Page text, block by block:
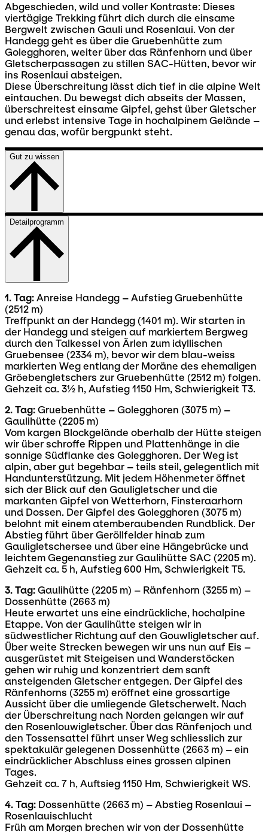
Abgeschieden, wild und voller Kontraste: Dieses
viertägige Trekking führt dich durch die einsame
Bergwelt zwischen Gauli und Rosenlaui. Von der
Handegg geht es über die Gruebenhütte zum
Golegghoren, weiter über das Ränfenhorn und über
Gletscherpassagen zu stillen SAC-Hütten, bevor wir
ins Rosenlaui absteigen.
Diese Überschreitung lässt dich tief in die alpine Welt
eintauchen. Du bewegst dich abseits der Massen,
überschreitest einsame Gipfel, gehst über Gletscher
und erlebst intensive Tage in hochalpinem Gelände –
genau das, wofür bergpunkt steht.
Gut zu wissen
Detailprogramm
1. Tag: Anreise Handegg – Aufstieg Gruebenhütte
(2512 m)
Treffpunkt an der Handegg (1401 m). Wir starten in
der Handegg und steigen auf markiertem Bergweg
durch den Talkessel von Ärlen zum idyllischen
Gruebensee (2334 m), bevor wir dem blau-weiss
markierten Weg entlang der Moräne des ehemaligen
Gröebengletschers zur Gruebenhütte (2512 m) folgen.
Gehzeit ca. 3½ h, Aufstieg 1150 Hm, Schwierigkeit T3.
2. Tag: Gruebenhütte – Golegghoren (3075 m) –
Gaulihütte (2205 m)
Vom kargen Blockgelände oberhalb der Hütte steigen
wir über schroffe Rippen und Plattenhänge in die
sonnige Südflanke des Golegghoren. Der Weg ist
alpin, aber gut begehbar – teils steil, gelegentlich mit
Handunterstützung. Mit jedem Höhenmeter öffnet
sich der Blick auf den Gauligletscher und die
markanten Gipfel von Wetterhorn, Finsteraarhorn
und Dossen. Der Gipfel des Golegghoren (3075 m)
belohnt mit einem atemberaubenden Rundblick. Der
Abstieg führt über Geröllfelder hinab zum
Gauligletschersee und über eine Hängebrücke und
leichtem Gegenanstieg zur Gaulihütte SAC (2205 m).
Gehzeit ca. 5 h, Aufstieg 600 Hm, Schwierigkeit T5.
3. Tag: Gaulihütte (2205 m) – Ränfenhorn (3255 m) –
Dossenhütte (2663 m)
Heute erwartet uns eine eindrückliche, hochalpine
Etappe. Von der Gaulihütte steigen wir in
südwestlicher Richtung auf den Gouwligletscher auf.
Über weite Strecken bewegen wir uns nun auf Eis –
ausgerüstet mit Steigeisen und Wanderstöcken
gehen wir ruhig und konzentriert dem sanft
ansteigenden Gletscher entgegen. Der Gipfel des
Ränfenhorns (3255 m) eröffnet eine grossartige
Aussicht über die umliegende Gletscherwelt. Nach
der Überschreitung nach Norden gelangen wir auf
den Rosenlouwigletscher. Über das Ränfenjoch und
den Tossensattel führt unser Weg schliesslich zur
spektakulär gelegenen Dossenhütte (2663 m) – ein
eindrücklicher Abschluss eines grossen alpinen
Tages.
Gehzeit ca. 7 h, Auftsieg 1150 Hm, Schwierigkeit WS.
4. Tag: Dossenhütte (2663 m) – Abstieg Rosenlaui –
Rosenlauischlucht
Früh am Morgen brechen wir von der Dossenhütte